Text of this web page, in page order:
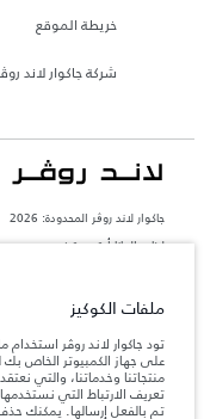
خريطة الموقع
شركة جاكوار لاند
جاكوار لاند روڨر المحدودة: 2026
لبنان, المانا أوتوموتيف
والحد الأقصى لأحمال المحور عند
المعلومات والمواصفات
آخر، كما أنّها قد تتغير بدون
والتحقق من الأسعار.
ملفات الكوكيز
تود جاكوار لاند روڤر استخدام
على جهاز الكمبيوتر الخاص بك
منتجاتنا وخدماتنا، والتي
تعريف الارتباط التي
تم بالفعل إرسالها. يمكنك